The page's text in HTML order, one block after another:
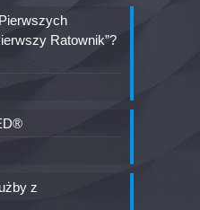
Ratownik”?
z